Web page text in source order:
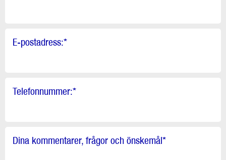
E-postadress:*
Telefonnummer:*
Dina kommentarer, frågor och önskemål*